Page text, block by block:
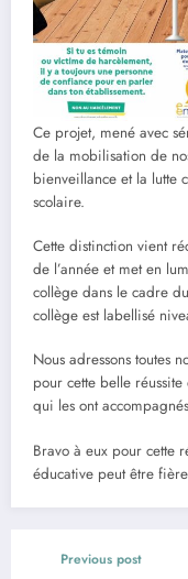
Ce projet, mené avec
de la mobilisation de
bienveillance et la lutte
scolaire.
Cette distinction vient
de l’année et met en
collège dans le cadre
collège est labellisé
Nous adressons toutes
pour cette belle
qui les ont
Bravo à eux pour cette
éducative peut être
Previous post